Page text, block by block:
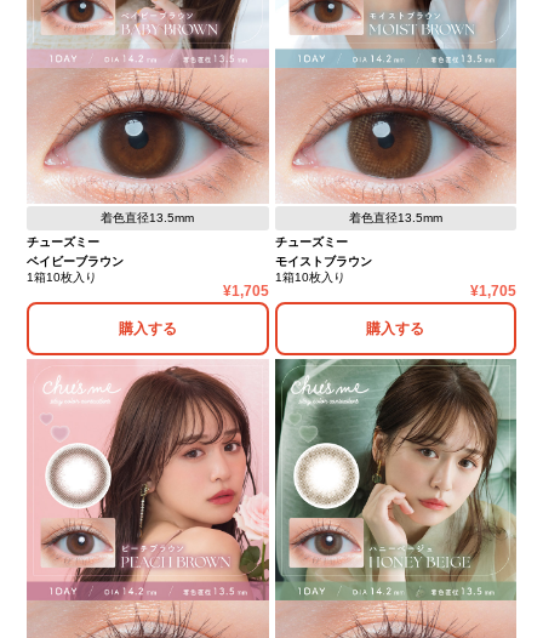
着色直径13.5mm
チューズミー
ベイビーブラウン
1箱10枚入り
1,705
購入する
着色直径13.5mm
チューズミー
モイストブラウン
1箱10枚入り
1,705
購入する